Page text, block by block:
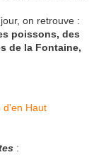
on retrouve :
poissons, des
de la Fontaine,
: